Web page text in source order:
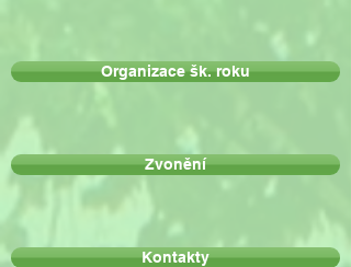
Organizace šk. roku
Zvonění
Kontakty